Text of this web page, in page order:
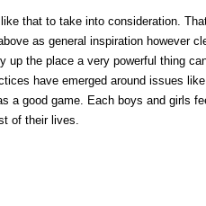
that to take into consideration.
as general inspiration however
up the place a very powerful thing
have emerged around issues
a good game. Each boys and girls
of their lives.